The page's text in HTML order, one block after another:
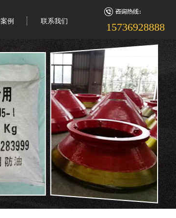
例 联系我们 15736928888